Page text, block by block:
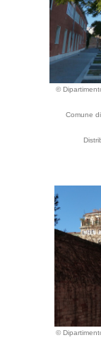
©
Comune
©